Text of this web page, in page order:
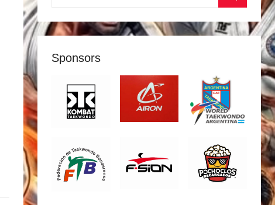
Buscar
Sponsors